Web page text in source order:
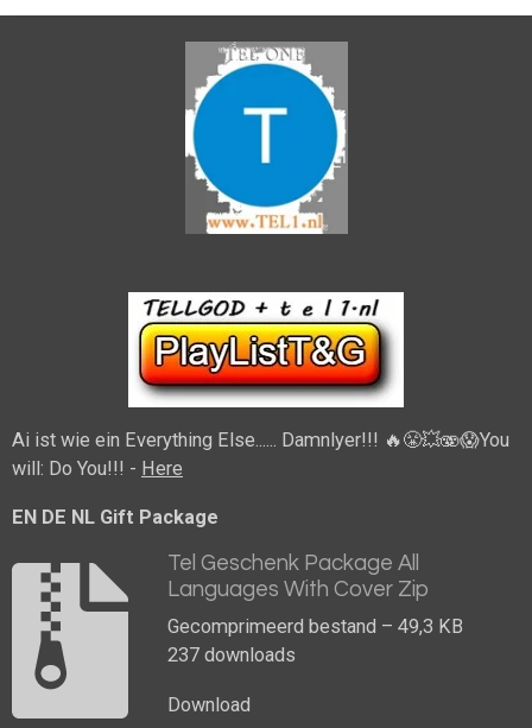
Ai ist wie ein Everything Else...... Damnlyer!!! 🔥😤💥🫨😱You
will: Do You!!! - Here
EN DE NL Gift Package
Tel Geschenk Package All
Languages With Cover Zip
Gecomprimeerd bestand – 49,3 KB
237 downloads
Download